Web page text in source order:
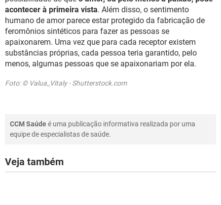
acontecer à primeira vista. Além disso, o sentimento
humano de amor parece estar protegido da fabricação de
feromônios sintéticos para fazer as pessoas se
apaixonarem. Uma vez que para cada receptor existem
substâncias próprias, cada pessoa teria garantido, pelo
menos, algumas pessoas que se apaixonariam por ela.
Foto: © Valua_Vitaly - Shutterstock.com
CCM Saúdeé uma publicação informativa realizada por uma
equipe de especialistas de saúde.
Veja também